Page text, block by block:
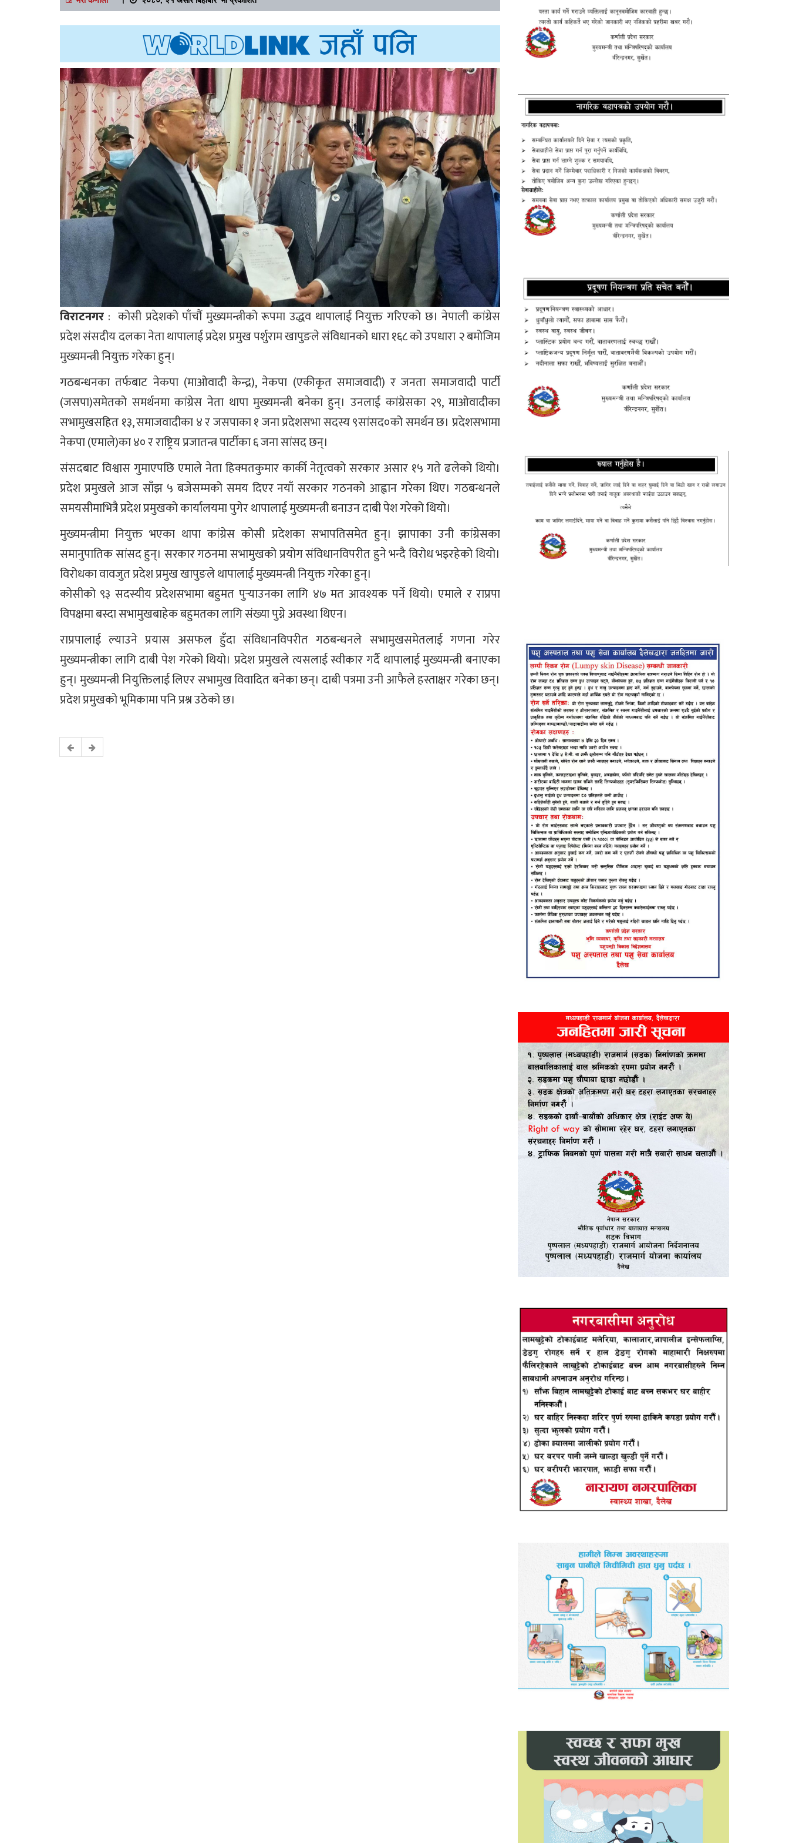
विराटनगर : कोसी प्रदेशको पाँचौं मुख्यमन्त्रीको रूपमा उद्धव थापालाई नियुक्त गरिएको छ। नेपाली कांग्रेस
प्रदेश संसदीय दलका नेता थापालाई प्रदेश प्रमुख पर्शुराम खापुङले संविधानको धारा १६८ को उपधारा २ बमोजिम
मुख्यमन्त्री नियुक्त गरेका हुन्।
गठबन्धनका तर्फबाट नेकपा (माओवादी केन्द्र), नेकपा (एकीकृत समाजवादी) र जनता समाजवादी पार्टी
(जसपा)समेतको समर्थनमा कांग्रेस नेता थापा मुख्यमन्त्री बनेका हुन्। उनलाई कांग्रेसका २९, माओवादीका
सभामुखसहित १३, समाजवादीका ४ र जसपाका १ जना प्रदेशसभा सदस्य ९सांसद०को समर्थन छ। प्रदेशसभामा
नेकपा (एमाले)का ४० र राष्ट्रिय प्रजातन्त्र पार्टीका ६ जना सांसद छन्।
संसदबाट विश्वास गुमाएपछि एमाले नेता हिक्मतकुमार कार्की नेतृत्वको सरकार असार १५ गते ढलेको थियो।
प्रदेश प्रमुखले आज साँझ ५ बजेसम्मको समय दिएर नयाँ सरकार गठनको आह्वान गरेका थिए। गठबन्धनले
समयसीमाभित्रै प्रदेश प्रमुखको कार्यालयमा पुगेर थापालाई मुख्यमन्त्री बनाउन दाबी पेश गरेको थियो।
मुख्यमन्त्रीमा नियुक्त भएका थापा कांग्रेस कोसी प्रदेशका सभापतिसमेत हुन्। झापाका उनी कांग्रेसका
समानुपातिक सांसद हुन्। सरकार गठनमा सभामुखको प्रयोग संविधानविपरीत हुने भन्दै विरोध भइरहेको थियो।
विरोधका वावजुत प्रदेश प्रमुख खापुङले थापालाई मुख्यमन्त्री नियुक्त गरेका हुन्।
कोसीको ९३ सदस्यीय प्रदेशसभामा बहुमत पुर्‍याउनका लागि ४७ मत आवश्यक पर्ने थियो। एमाले र राप्रपा
विपक्षमा बस्दा सभामुखबाहेक बहुमतका लागि संख्या पुग्ने अवस्था थिएन।
राप्रपालाई ल्याउने प्रयास असफल हुँदा संविधानविपरीत गठबन्धनले सभामुखसमेतलाई गणना गरेर
मुख्यमन्त्रीका लागि दाबी पेश गरेको थियो। प्रदेश प्रमुखले त्यसलाई स्वीकार गर्दै थापालाई मुख्यमन्त्री बनाएका
हुन्। मुख्यमन्त्री नियुक्तिलाई लिएर सभामुख विवादित बनेका छन्। दाबी पत्रमा उनी आफैले हस्ताक्षर गरेका छन्।
प्रदेश प्रमुखको भूमिकामा पनि प्रश्न उठेको छ।